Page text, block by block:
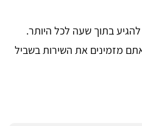
בתוך שעה לכל היותר.
מזמינים את השירות בשביל